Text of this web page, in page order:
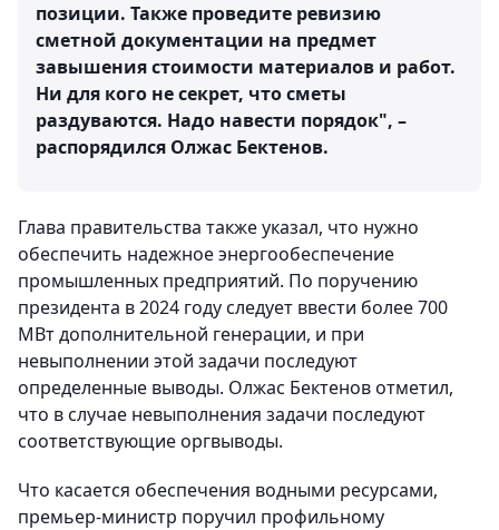
позиции. Также проведите ревизию
сметной документации на предмет
завышения стоимости материалов и работ.
Ни для кого не секрет, что сметы
раздуваются. Надо навести порядок", –
распорядился Олжас Бектенов.
Глава правительства также указал, что нужно
обеспечить надежное энергообеспечение
промышленных предприятий. По поручению
президента в 2024 году следует ввести более 700
МВт дополнительной генерации, и при
невыполнении этой задачи последуют
определенные выводы. Олжас Бектенов отметил,
что в случае невыполнения задачи последуют
соответствующие оргвыводы.
Что касается обеспечения водными ресурсами,
премьер-министр поручил профильному